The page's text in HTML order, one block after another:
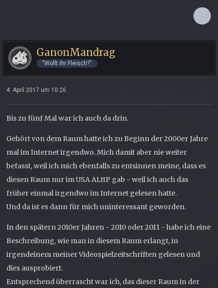
GanonMandrag
"Wollt ihr Fleisch?"
4. April 2017 um 10:26
Bis zu fünf Mal war ich auch da drin.
Gehört von dem Raum hatte ich zu Beginn der 2000er Jahre
mal im Internet irgendwo. Mich damit aber nie weiter
befasst, weil ich mich ebenfalls zu entsinnen meine, dass es
diesen Raum nur im USA ALttP gab - weil ich auch das
früher einmal irgendwo im Internet gelesen hatte.
Und da ist es dann für mich uninteressant geworden.
In den spätern 2010er Jahren - 2010 oder 2011 - habe ich eine
Beschreibung, wie man in diesem Raum erlangt, in
irgendeinem meiner Videospielzeitschriften gelesen und
dies ausprobiert.
Entsprechend überrascht war ich, das dieser Raum in der